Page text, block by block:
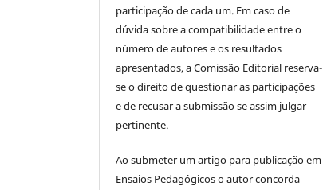
participação de cada um. Em caso de
dúvida sobre a compatibilidade entre o
número de autores e os resultados
apresentados, a Comissão Editorial reserva-
se o direito de questionar as participações
e de recusar a submissão se assim julgar
pertinente.
Ao submeter um artigo para publicação em
Ensaios Pedagógicos o autor concorda